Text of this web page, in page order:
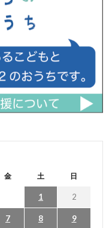
金 土 日
1 2
7 8 9